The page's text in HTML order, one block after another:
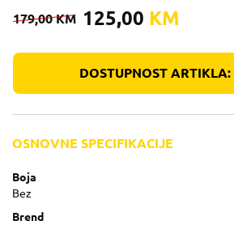
179,00KM 125,00 KM
DOSTUPNOST ARTIKLA:
OSNOVNE SPECIFIKACIJE
Boja
Bez
Brend